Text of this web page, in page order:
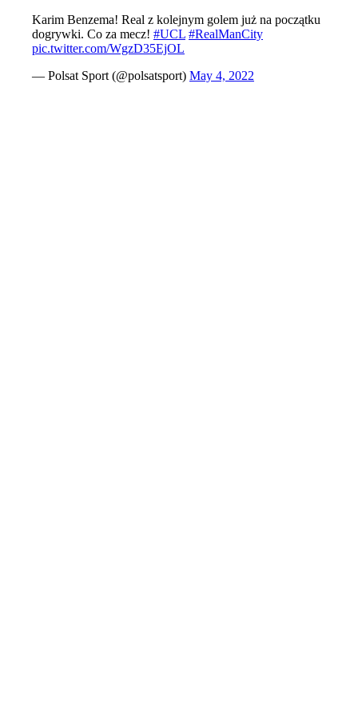
Karim Benzema! Real z kolejnym golem już na początku
dogrywki. Co za mecz! #UCL #RealManCity
pic.twitter.com/WgzD35EjOL
— Polsat Sport (@polsatsport) May 4, 2022